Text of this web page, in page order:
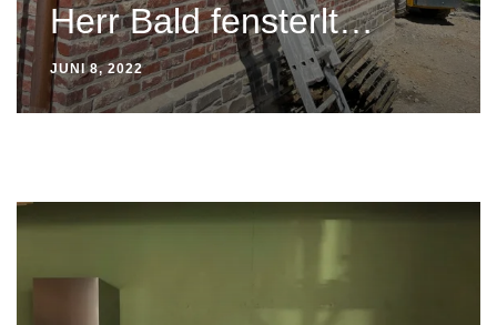
Herr Bald fensterlt…
JUNI 8, 2022